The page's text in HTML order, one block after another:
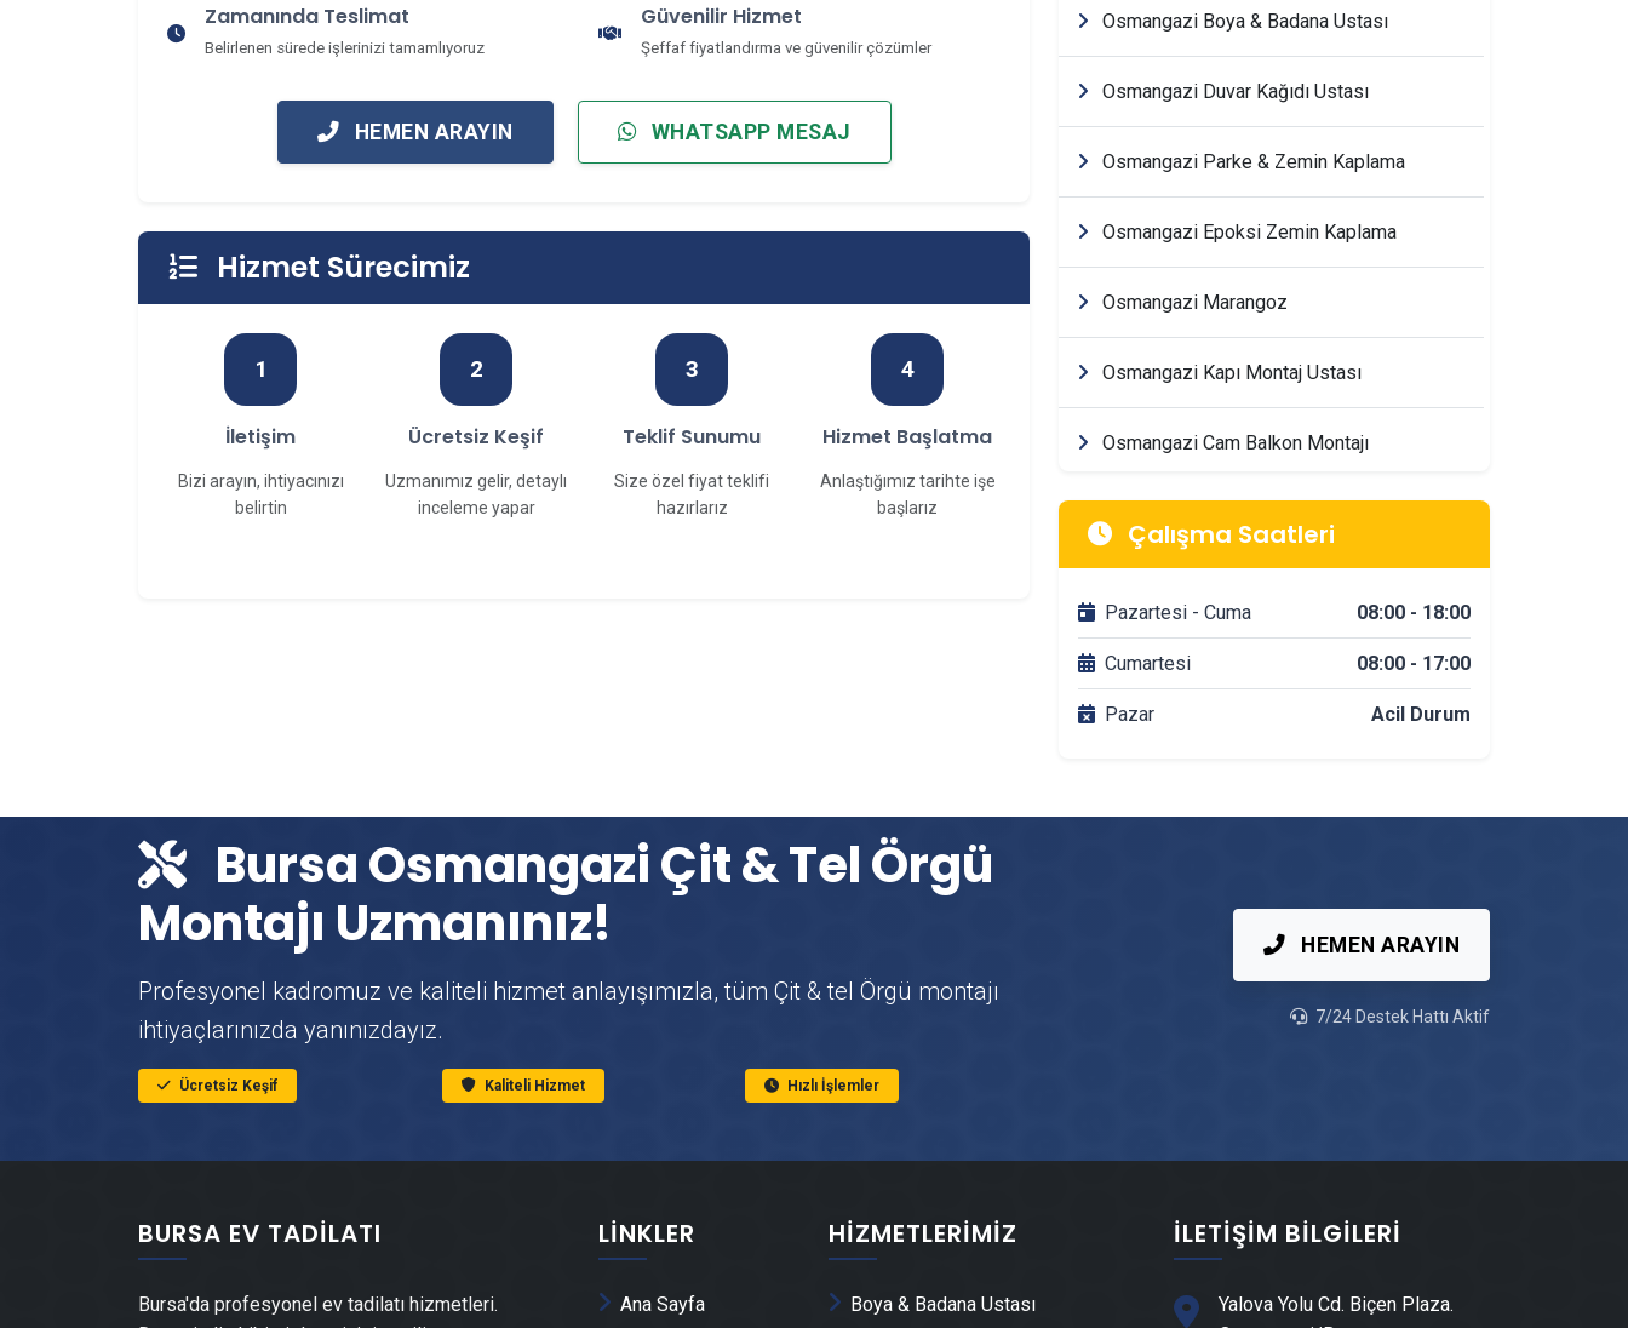
Zamanında Teslimat
Belirlenen sürede işlerinizi tamamlıyoruz
Güvenilir Hizmet
Şeffaf fiyatlandırma ve güvenilir çözümler
HEMEN ARAYIN WHATSAPP MESAJ
Hizmet Sürecimiz
1
İletişim
Bizi arayın, ihtiyacınızı
belirtin
2
Ücretsiz Keşif
Uzmanımız gelir, detaylı
inceleme yapar
3
Teklif Sunumu
Size özel fiyat teklifi
hazırlarız
4
Hizmet Başlatma
Anlaştığımız tarihte işe
başlarız
Osmangazi Boya & Badana Ustası
Osmangazi Duvar Kağıdı Ustası
Osmangazi Parke & Zemin Kaplama
Osmangazi Epoksi Zemin Kaplama
Osmangazi Marangoz
Osmangazi Kapı Montaj Ustası
Osmangazi Cam Balkon Montajı
Osmangazi Banyo Tadilatı
Osmangazi DuşaKabin Montajı
Osmangazi Çatı Ustası
Osmangazi Fayans & Seramik Ustası
Osmangazi Peyzaj Hizmetleri
Çalışma Saatleri
Pazartesi - Cuma 08:00 - 18:00
Cumartesi 08:00 - 17:00
Pazar Acil Durum
Bursa Osmangazi Çit & Tel Örgü
Montajı Uzmanınız!
Profesyonel kadromuz ve kaliteli hizmet anlayışımızla, tüm Çit & tel Örgü montajı
ihtiyaçlarınızda yanınızdayız.
Ücretsiz Keşif Kaliteli Hizmet Hızlı İşlemler
HEMEN ARAYIN
7/24 Destek Hattı Aktif
BURSA EV TADILATI
Bursa'da profesyonel ev tadilatı hizmetleri.
LINKLER
Ana Sayfa
HIZMETLERIMIZ
Boya & Badana Ustası
İLETIŞIM BILGILERI
Yalova Yolu Cd. Biçen Plaza.